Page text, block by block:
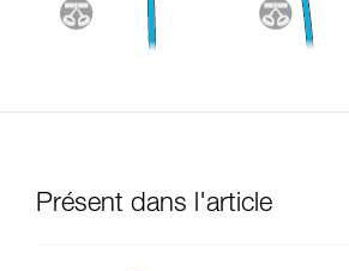
Présent dans l'article